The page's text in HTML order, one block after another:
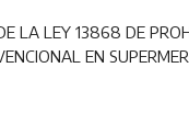
LA LEY 13868 DE
EN